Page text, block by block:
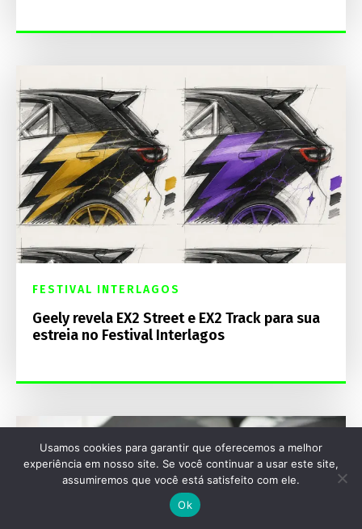
FESTIVAL INTERLAGOS
Geely revela EX2 Street e EX2 Track para sua
estreia no Festival Interlagos
Usamos cookies para garantir que oferecemos a melhor
experiência em nosso site. Se você continuar a usar este site,
assumiremos que você está satisfeito com ele.
Ok